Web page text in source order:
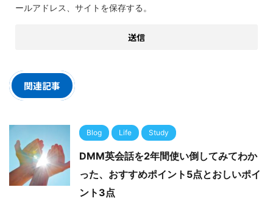
ールアドレス、サイトを保存する。
関連記事
Blog Life Study
DMM英会話を2年間使い倒してみてわか
った、おすすめポイント5点とおしいポイ
ント3点